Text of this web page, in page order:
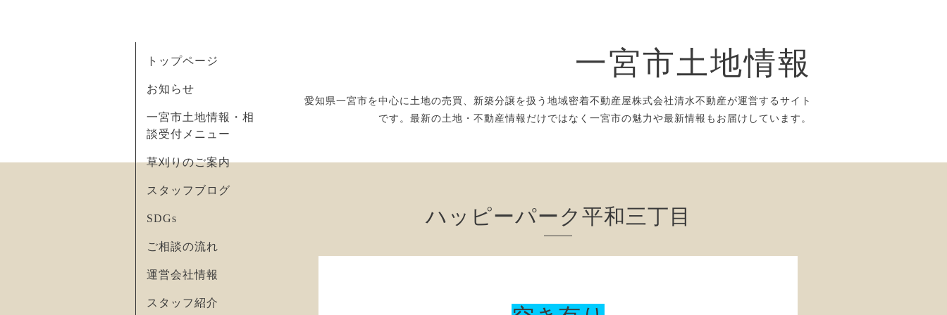
一宮市土地情報
愛知県一宮市を中心に土地の売買、新築分譲を扱う地域密着不動産屋株式会社清水不動産が運営するサイト
です。最新の土地・不動産情報だけではなく一宮市の魅力や最新情報もお届けしています。
トップページ
お知らせ
一宮市土地情報・相
談受付メニュー
草刈りのご案内
スタッフブログ
SDGs
ご相談の流れ
運営会社情報
スタッフ紹介
ハッピーパーク平和三丁目